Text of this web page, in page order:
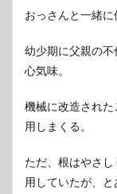
おっさんと一緒に
幼少期に父親の
心気味。
機械に改造され
用しまくる。
ただ、根はやさ
用していたが、と